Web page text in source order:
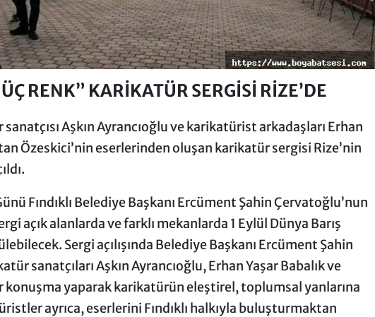
RENK” KARİKATÜR SERGİSİ RİZE’DE
Aşkın Ayrancıoğlu ve karikatürist arkadaşları Erhan
Özeskici’nin eserlerinden oluşan karikatür sergisi Rize’nin
Fındıklı Belediye Başkanı Ercüment Şahin Çervatoğlu’nun
açık alanlarda ve farklı mekanlarda 1 Eylül Dünya Barış
Sergi açılışında Belediye Başkanı Ercüment Şahin
sanatçıları Aşkın Ayrancıoğlu, Erhan Yaşar Babalık ve
konuşma yaparak karikatürün eleştirel, toplumsal yanlarına
ayrıca, eserlerini Fındıklı halkıyla buluşturmaktan